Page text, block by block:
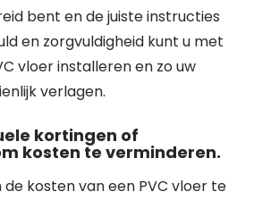
bent en de juiste instructies
en zorgvuldigheid kunt u met
vloer installeren en zo uw
verlagen.
kortingen of
kosten te verminderen.
kosten van een PVC vloer te